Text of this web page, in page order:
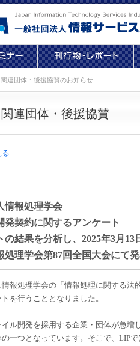
連団体・後援協賛のお知らせ
連団体・後援協賛
情報処理学会
発契約に関するアンケート
の結果を分析し、2025年3月
処理学会第87回全国大会にて発
報処理学会の「情報処理に関する法
を行うこととなりました。
ル開発を採用する企業・団体が急増
一つとなっています。そこで、LIP